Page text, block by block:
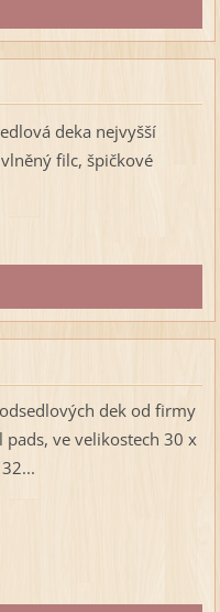
deka nejvyšší
filc, špičkové
dek od firmy
ve velikostech 30 x